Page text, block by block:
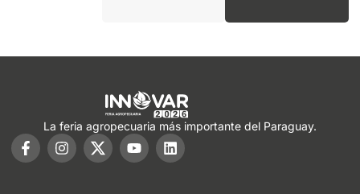
La feria agropecuaria más importante del Paraguay.